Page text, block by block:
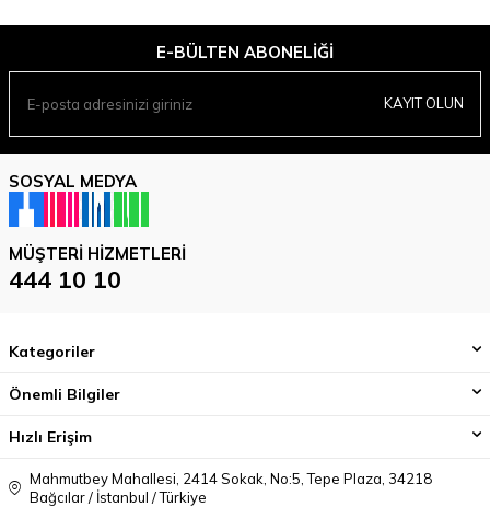
E-BÜLTEN ABONELIĞI
KAYIT OLUN
SOSYAL MEDYA
MÜŞTERI HIZMETLERI
444 10 10
Kategoriler
Önemli Bilgiler
Hızlı Erişim
Mahmutbey Mahallesi, 2414 Sokak, No:5, Tepe Plaza, 34218
Bağcılar / İstanbul / Türkiye